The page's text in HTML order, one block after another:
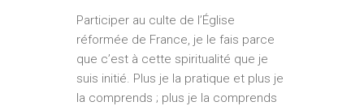
Participer au culte de l’Église
réformée de France, je le fais parce
que c’est à cette spiritualité que je
suis initié. Plus je la pratique et plus je
la comprends ; plus je la comprends